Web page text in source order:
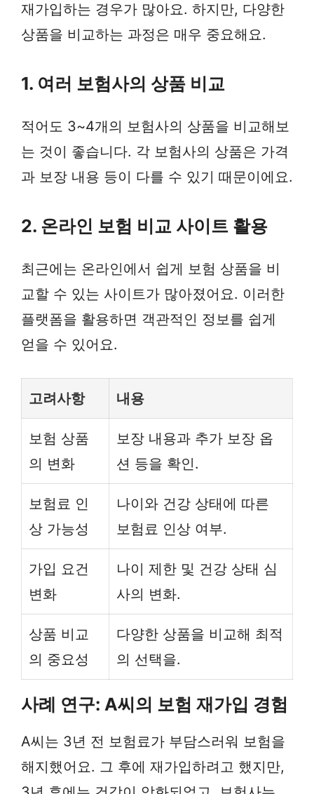
재가입하는 경우가 많아요. 하지만, 다양한
상품을 비교하는 과정은 매우 중요해요.
1. 여러 보험사의 상품 비교
적어도 3~4개의 보험사의 상품을 비교해보
는 것이 좋습니다. 각 보험사의 상품은 가격
과 보장 내용 등이 다를 수 있기 때문이에요.
2. 온라인 보험 비교 사이트 활용
최근에는 온라인에서 쉽게 보험 상품을 비
교할 수 있는 사이트가 많아졌어요. 이러한
플랫폼을 활용하면 객관적인 정보를 쉽게
얻을 수 있어요.
고려사항 내용
보험 상품
의 변화
보장 내용과 추가 보장 옵
션 등을 확인.
보험료 인
상 가능성
나이와 건강 상태에 따른
보험료 인상 여부.
가입 요건
변화
나이 제한 및 건강 상태 심
사의 변화.
상품 비교
의 중요성
다양한 상품을 비교해 최적
의 선택을.
사례 연구: A씨의 보험 재가입 경험
A씨는 3년 전 보험료가 부담스러워 보험을
해지했어요. 그 후에 재가입하려고 했지만,